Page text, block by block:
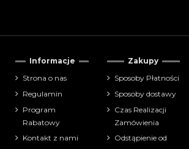
Informacje
Strona o nas
Regulamin
Program
Rabatowy
Kontakt z nami
Zakupy
Sposoby Płatności
Sposoby dostawy
Czas Realizacji
Zamówienia
Odstąpienie od